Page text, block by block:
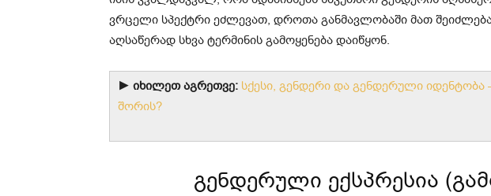
ვრცელი სპექტრი ეძლევათ, დროთა განმავლობაში მათ
აღსაწერად სხვა ტერმინის გამოყენება დაიწყონ.
► იხილეთ აგრეთვე: სქესი, გენდერი და გენდერული იდენტობა
შორის?
გენდერული ექსპრესია